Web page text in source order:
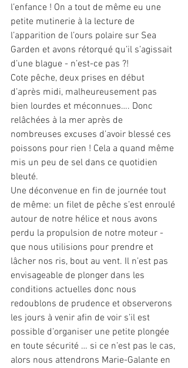
l’enfance ! On a tout de même eu une
petite mutinerie à la lecture de
l’apparition de l’ours polaire sur Sea
Garden et avons rétorqué qu’il s’agissait
d’une blague - n’est-ce pas ?!
Cote pêche, deux prises en début
d’après midi, malheureusement pas
bien lourdes et méconnues…. Donc
relâchées à la mer après de
nombreuses excuses d’avoir blessé ces
poissons pour rien ! Cela a quand même
mis un peu de sel dans ce quotidien
bleuté.
Une déconvenue en fin de journée tout
de même: un filet de pêche s’est enroulé
autour de notre hélice et nous avons
perdu la propulsion de notre moteur -
que nous utilisions pour prendre et
lâcher nos ris, bout au vent. Il n’est pas
envisageable de plonger dans les
conditions actuelles donc nous
redoublons de prudence et observerons
les jours à venir afin de voir s’il est
possible d’organiser une petite plongée
en toute sécurité … si ce n’est pas le cas,
alors nous attendrons Marie-Galante en